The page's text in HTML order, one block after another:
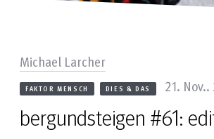
bergundsteigen #61:
FAKTOR MENSCH DIES & DAS 21.
Michael Larcher